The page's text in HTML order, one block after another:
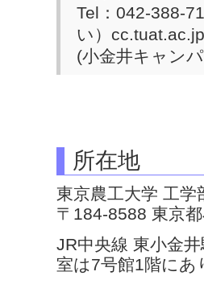
Tel：042-388-
い）
(小金井キャン
所在地
東京農工大学 工学
〒184-8588 東京
JR中央線 東小金
室は7号館1階にあ